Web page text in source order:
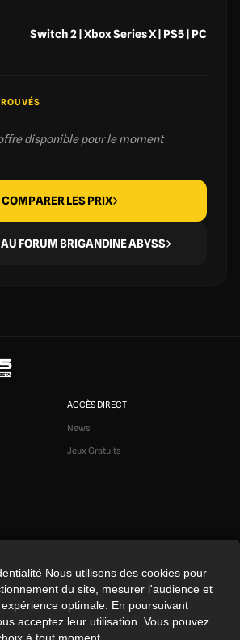
Switch 2 | Xbox Series X | PS5 | PC
disponible pour le moment
COMPARER LES PRIX
FORUM BRIGANDINE ABYSS
ACCÈS DIRECT
News
Jeux Gratuits
Nous utilisons des cookies pour
du site, mesurer l'audience et
optimale. En poursuivant
acceptez leur utilisation. Vous pouvez